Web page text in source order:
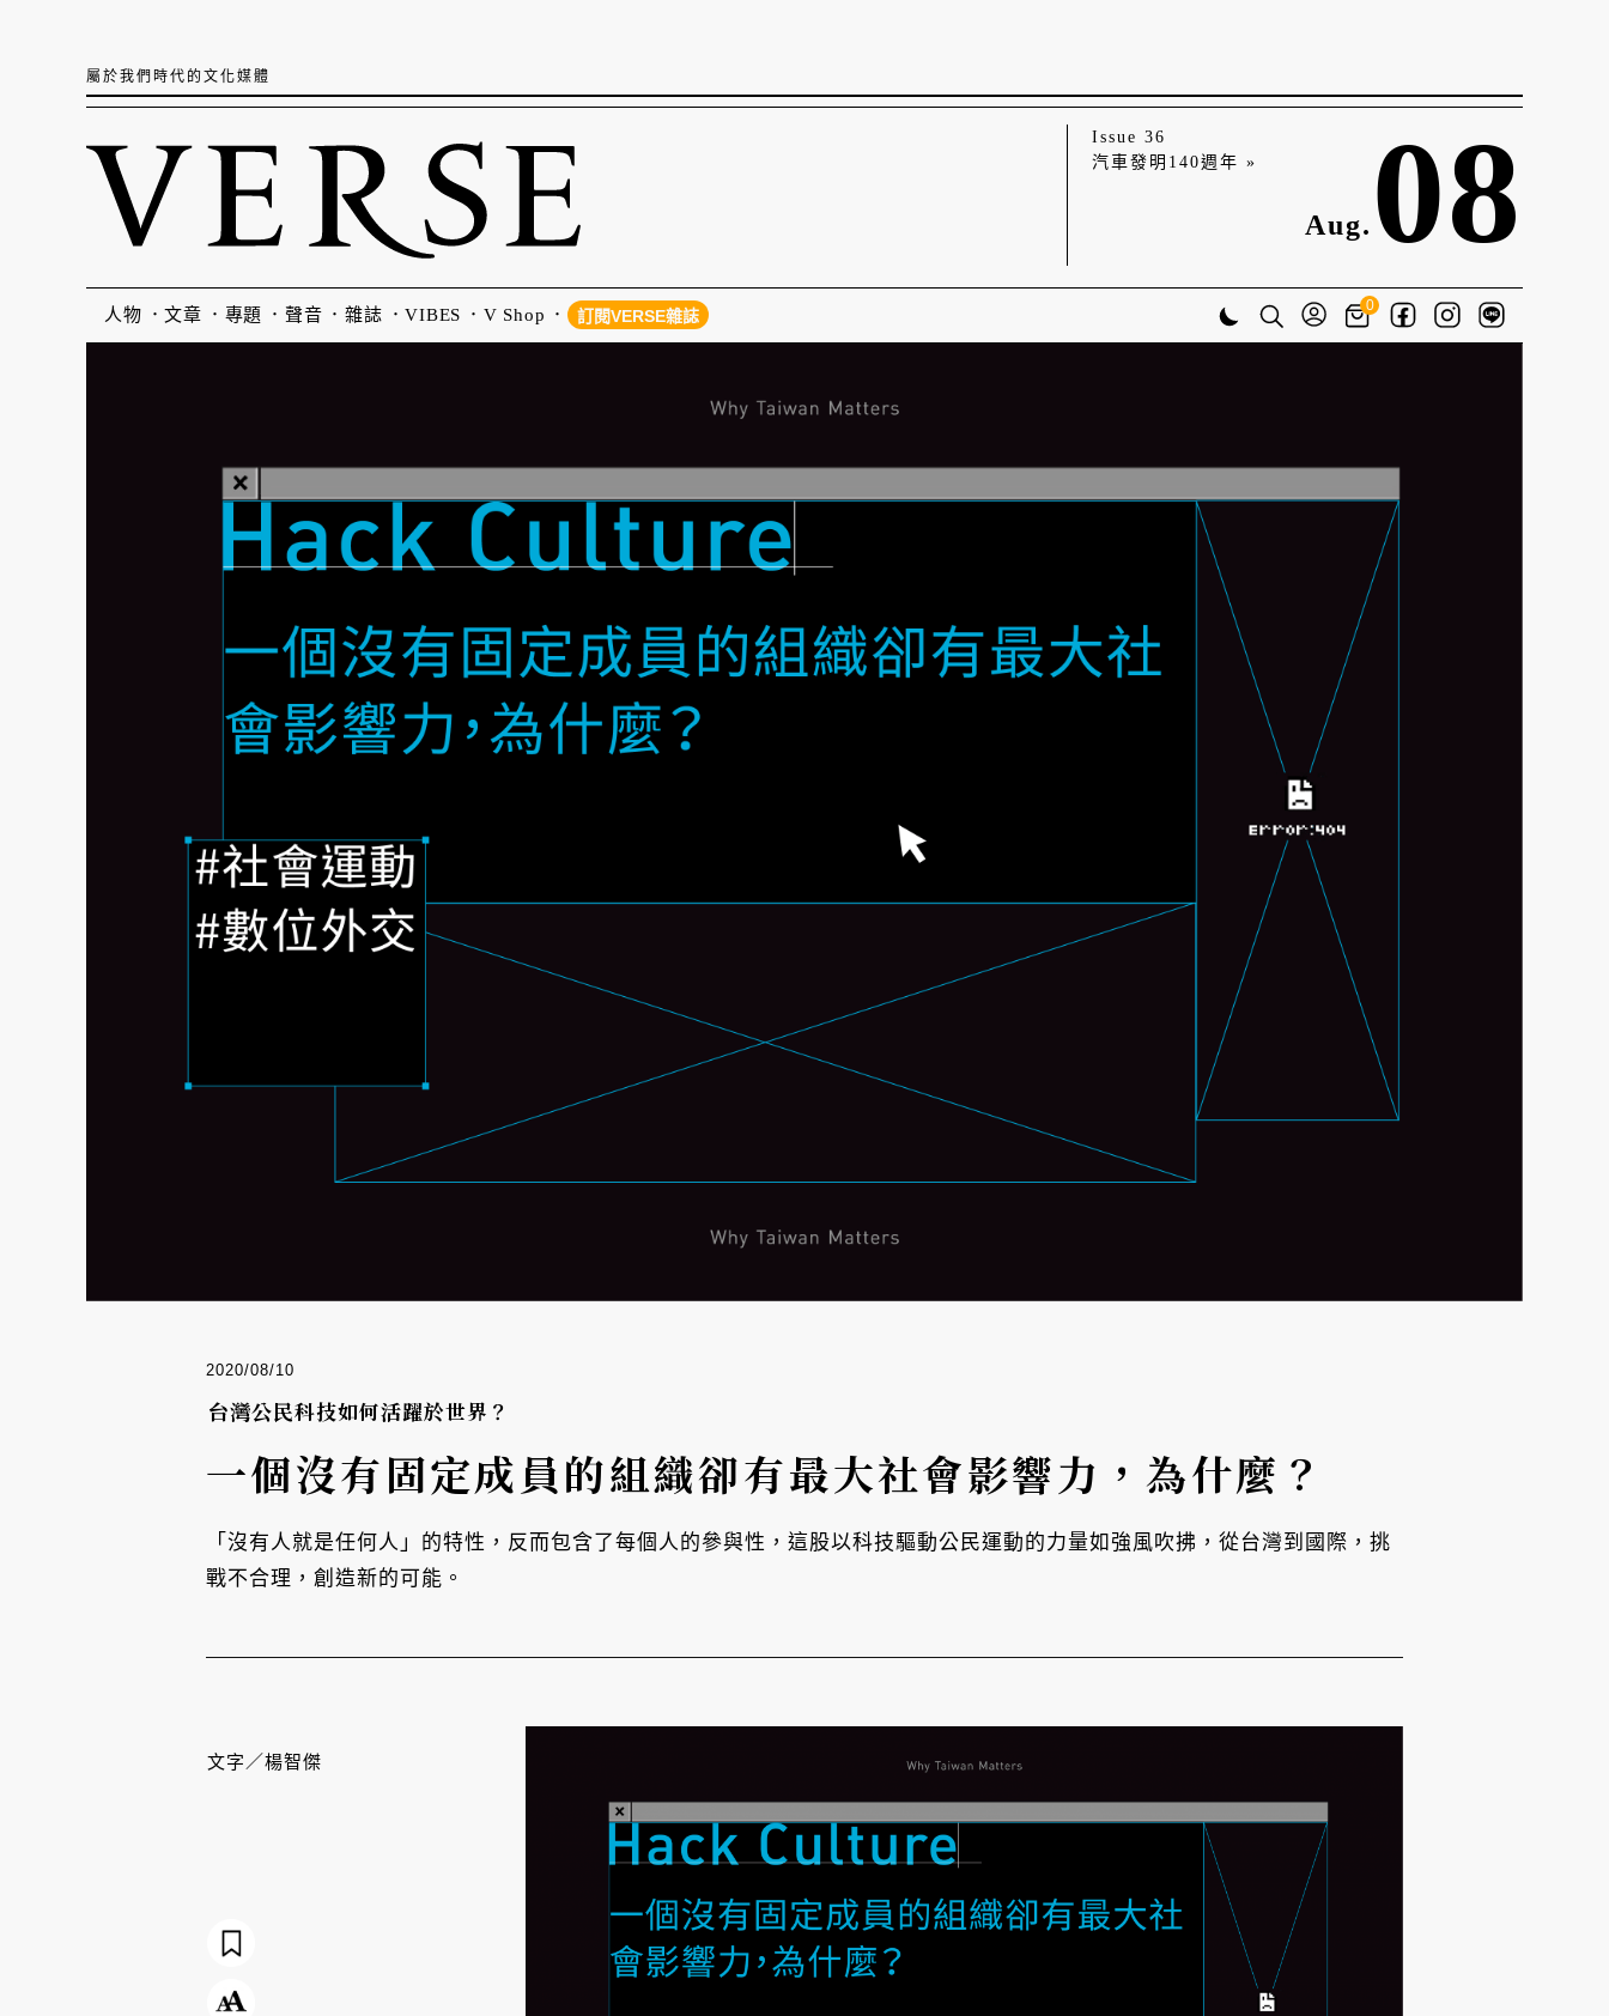
屬於我們時代的文化媒體
Issue 36
汽車發明140週年 »
Aug. 08
人物 文章 專題 聲音 雜誌 VIBES V Shop 訂閱VERSE雜誌
0
2020/08/10
台灣公民科技如何活躍於世界？
一個沒有固定成員的組織卻有最大社會影響力，為什麼？
「沒有人就是任何人」的特性，反而包含了每個人的參與性，這股以科技驅動公民運動的力量如強風吹拂，從台灣到國際，挑
戰不合理，創造新的可能。
文字／楊智傑